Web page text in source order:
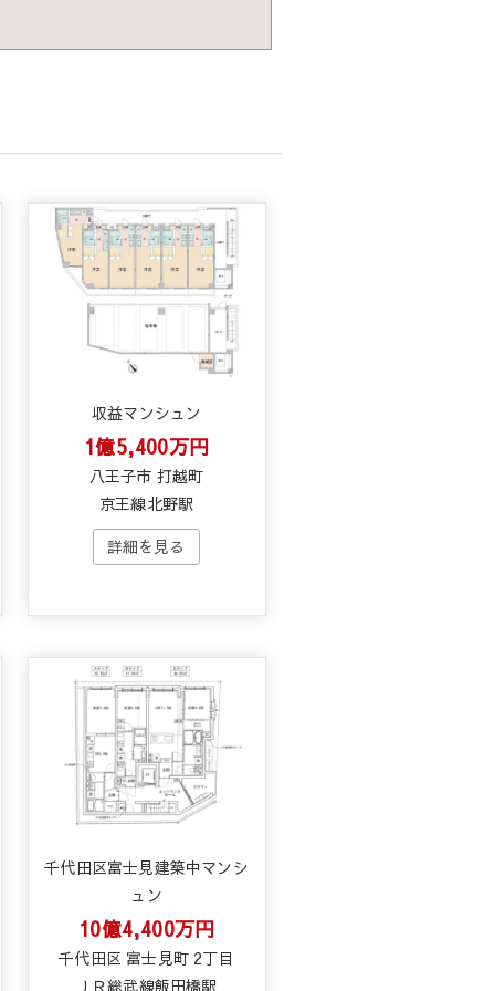
収益マンシュン
1億5,400万円
八王子市 打越町
京王線北野駅
千代田区富士見建築中マンシ
ュン
10億4,400万円
千代田区 富士見町 2丁目
ＪＲ総武線飯田橋駅